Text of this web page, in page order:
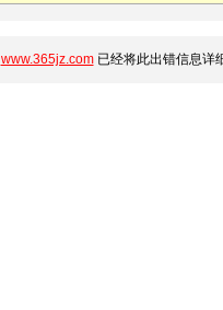
www.365jz.com已经将此出错信息详